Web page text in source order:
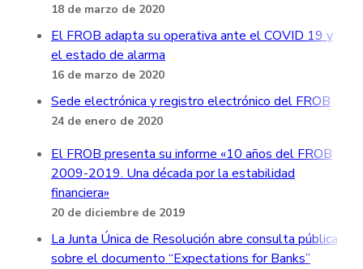
18 de marzo de 2020
El FROB adapta su operativa ante el COVID 19 y
el estado de alarma
16 de marzo de 2020
Sede electrónica y registro electrónico del FROB
24 de enero de 2020
El FROB presenta su informe «10 años del FROB
2009-2019. Una década por la estabilidad
financiera»
20 de diciembre de 2019
La Junta Única de Resolución abre consulta pública
sobre el documento “Expectations for Banks”